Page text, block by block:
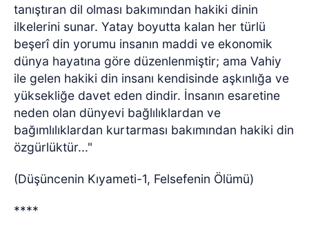
tanıştıran dil olması bakımından hakiki dinin
ilkelerini sunar. Yatay boyutta kalan her türlü
beşerî din yorumu insanın maddi ve ekonomik
dünya hayatına göre düzenlenmiştir; ama Vahiy
ile gelen hakiki din insanı kendisinde aşkınlığa ve
yüksekliğe davet eden dindir. İnsanın esaretine
neden olan dünyevi bağlılıklardan ve
bağımlılıklardan kurtarması bakımından hakiki din
özgürlüktür..."
(Düşüncenin Kıyameti-1, Felsefenin Ölümü)
****